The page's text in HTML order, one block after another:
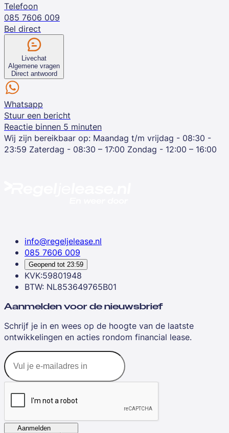
Telefoon
085 7606 009
Bel direct
Livechat
Algemene vragen
Direct antwoord
Whatsapp
Stuur een bericht
Reactie binnen 5 minuten
Wij zijn bereikbaar op: Maandag t/m vrijdag - 08:30 -
23:59 Zaterdag - 08:30 – 17:00 Zondag - 12:00 – 16:00
info@regeljelease.nl
085 7606 009
Geopend tot 23:59
KVK:59801948
BTW: NL853649765B01
Aanmelden voor de nieuwsbrief
Schrijf je in en wees op de hoogte van de laatste
ontwikkelingen en acties rondom financial lease.
Aanmelden